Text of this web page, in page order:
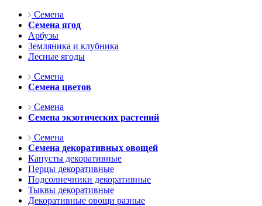
Семена
Семена ягод
Арбузы
Земляника и клубника
Лесные ягоды
Семена
Семена цветов
Семена
Семена экзотических растений
Семена
Семена декоративных овощей
Капусты декоративные
Перцы декоративные
Подсолнечники декоративные
Тыквы декоративные
Декоративные овощи разные